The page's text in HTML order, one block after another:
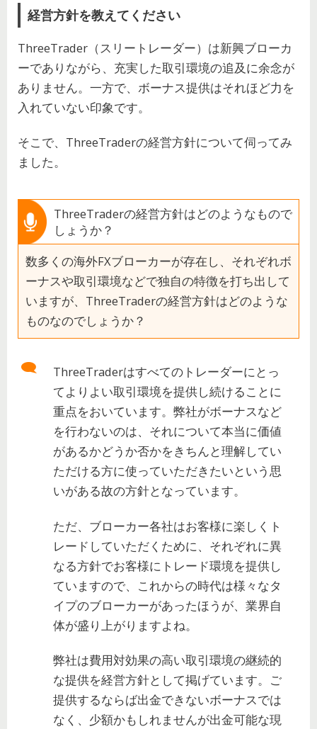
経営方針を教えてください
ThreeTrader（スリートレーダー）は新興ブローカ
ーでありながら、充実した取引環境の追及に余念が
ありません。一方で、ボーナス提供はそれほど力を
入れていない印象です。
そこで、ThreeTraderの経営方針について伺ってみ
ました。
ThreeTraderの経営方針はどのようなもので
しょうか？
数多くの海外FXブローカーが存在し、それぞれボ
ーナスや取引環境などで独自の特徴を打ち出して
いますが、ThreeTraderの経営方針はどのような
ものなのでしょうか？
ThreeTraderはすべてのトレーダーにとっ
てよりよい取引環境を提供し続けることに
重点をおいています。弊社がボーナスなど
を行わないのは、それについて本当に価値
があるかどうか否かをきちんと理解してい
ただける方に使っていただきたいという思
いがある故の方針となっています。
ただ、ブローカー各社はお客様に楽しくト
レードしていただくために、それぞれに異
なる方針でお客様にトレード環境を提供し
ていますので、これからの時代は様々なタ
イプのブローカーがあったほうが、業界自
体が盛り上がりますよね。
弊社は費用対効果の高い取引環境の継続的
な提供を経営方針として掲げています。ご
提供するならば出金できないボーナスでは
なく、少額かもしれませんが出金可能な現